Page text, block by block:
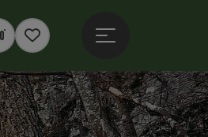
Karte
Panoramen
Merkzettel